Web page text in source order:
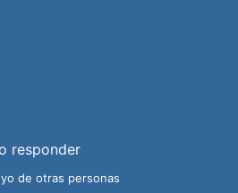
responder
de otras personas